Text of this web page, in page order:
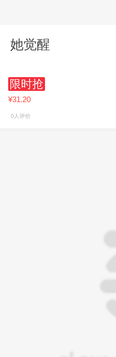
她觉醒
限时抢
¥31.20
0人评价